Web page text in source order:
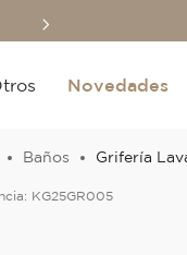
Novedades
Baños Grifería
KG25GR005